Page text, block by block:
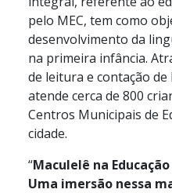
pelo MEC, tem como
desenvolvimento da
na primeira infância.
de leitura e contação
atende cerca de 800
Centros Municipais de
cidade.
“Maculelê na
Uma imersão nessa